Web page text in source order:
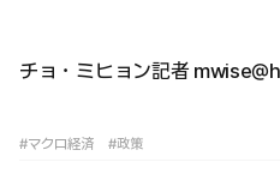
チョ・ミヒョン記者
#マクロ経済 #政策